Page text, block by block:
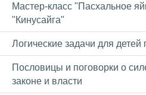
Мастер-класс "Пасхальное
"Кинусайга"
Логические задачи для детей
Пословицы и поговорки о
законе и власти